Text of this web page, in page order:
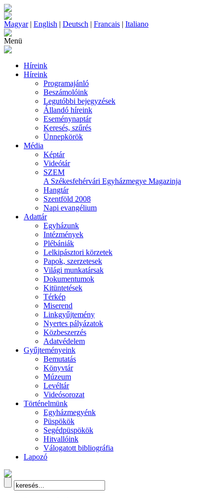
Magyar| English | Deutsch | Francais | Italiano
Menü
Híreink
Híreink
Programajánló
Beszámolóink
Legutóbbi bejegyzések
Állandó híreink
Eseménynaptár
Keresés, szűrés
Ünnepkörök
Média
Képtár
Videótár
SZEM
A Székesfehérvári Egyházmegye Magazinja
Hangtár
Szentföld 2008
Napi evangélium
Adattár
Egyházunk
Intézmények
Plébániák
Lelkipásztori körzetek
Papok, szerzetesek
Világi munkatársak
Dokumentumok
Kitüntetések
Térkép
Miserend
Linkgyűjtemény
Nyertes pályázatok
Közbeszerzés
Adatvédelem
Gyűjteményeink
Bemutatás
Könyvtár
Múzeum
Levéltár
Videósorozat
Történelmünk
Egyházmegyénk
Püspökök
Segédpüspökök
Hitvallóink
Válogatott bibliográfia
Lapozó